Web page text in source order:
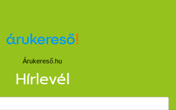
Árukereső.hu
Hírlevél